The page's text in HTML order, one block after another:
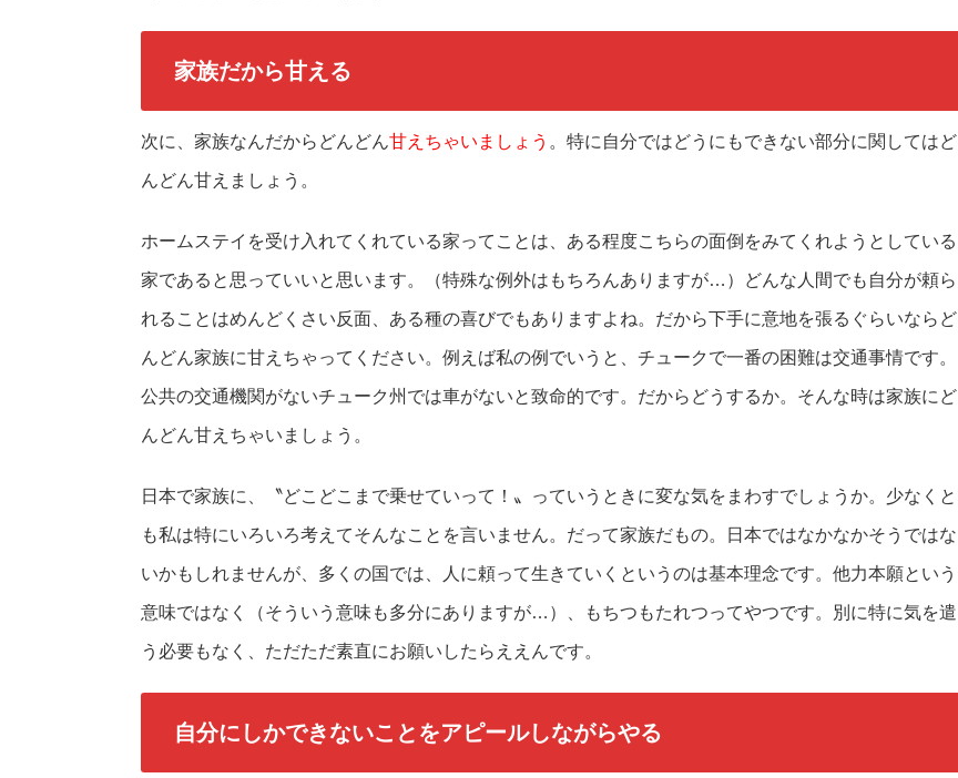
家族だから甘える
次に、家族なんだからどんどん甘えちゃいましょう 。特に自分ではどうにもできない部分に関してはど
んどん甘えましょう。
ホームステイを受け入れてくれている家ってことは、ある程度こちらの面倒をみてくれようとしている
家であると思っていいと思います。（特殊な例外はもちろんありますが…）どんな人間でも自分が頼ら
れることはめんどくさい反面、ある種の喜びでもありますよね。だから下手に意地を張るぐらいならど
んどん家族に甘えちゃってください。例えば私の例でいうと、チュークで一番の困難は交通事情です。
公共の交通機関がないチューク州では車がないと致命的です。だからどうするか。そんな時は家族にど
んどん甘えちゃいましょう。
日本で家族に、〝どこどこまで乗せていって！〟っていうときに変な気をまわすでしょうか。少なくと
も私は特にいろいろ考えてそんなことを言いません。だって家族だもの。日本ではなかなかそうではな
いかもしれませんが、多くの国では、人に頼って生きていくというのは基本理念です。他力本願という
意味ではなく（そういう意味も多分にありますが…）、もちつもたれつってやつです。別に特に気を遣
う必要もなく、ただただ素直にお願いしたらええんです。
自分にしかできないことをアピールしながらやる